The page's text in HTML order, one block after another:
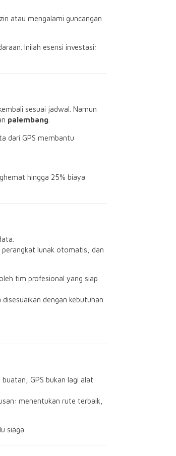
atau mengalami guncangan
Inilah esensi investasi:
sesuai jadwal. Namun
palembang
dari GPS membantu
hingga 25% biaya
lunak otomatis, dan
tim profesional yang siap
dengan kebutuhan
GPS bukan lagi alat
menentukan rute terbaik,
siaga.